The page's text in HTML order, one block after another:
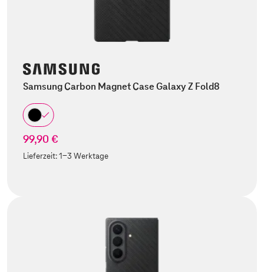
Samsung Carbon Magnet Case Galaxy Z Fold8
99,90 €
Lieferzeit:1-3 Werktage